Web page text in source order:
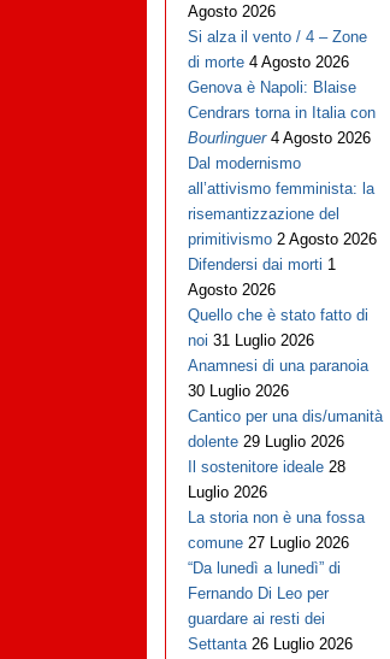
Agosto 2026
Si alza il vento / 4 – Zone
di morte 4 Agosto 2026
Genova è Napoli: Blaise
Cendrars torna in Italia con
Bourlinguer 4 Agosto 2026
Dal modernismo
all’attivismo femminista: la
risemantizzazione del
primitivismo 2 Agosto 2026
Difendersi dai morti 1
Agosto 2026
Quello che è stato fatto di
noi 31 Luglio 2026
Anamnesi di una paranoia
30 Luglio 2026
Cantico per una dis/umanità
dolente 29 Luglio 2026
Il sostenitore ideale 28
Luglio 2026
La storia non è una fossa
comune 27 Luglio 2026
“Da lunedì a lunedì” di
Fernando Di Leo per
guardare ai resti dei
Settanta 26 Luglio 2026